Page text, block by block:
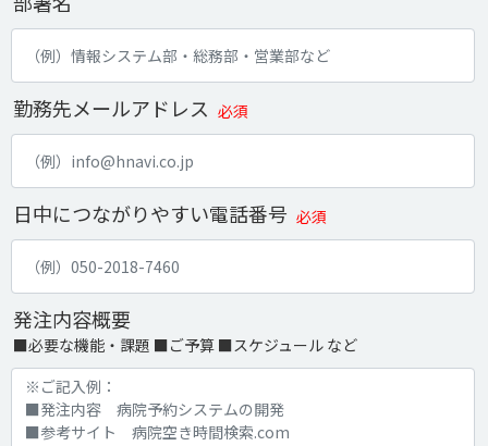
勤務先メールアドレス 必須
日中につながりやすい電話番号 必須
発注内容概要
■必要な機能・課題 ■ご予算 ■スケジュール など